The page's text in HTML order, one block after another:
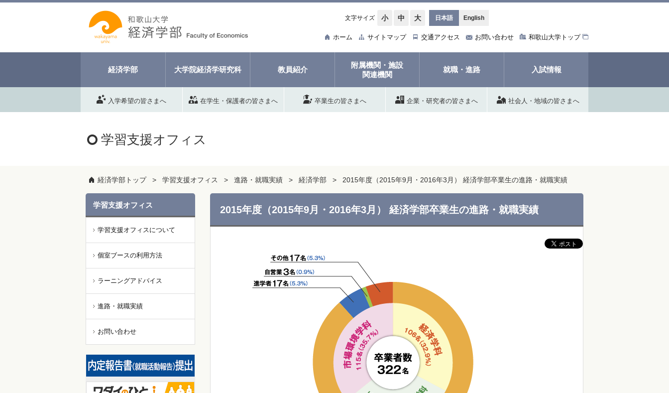
文字サイズ 小 中 大 日本語 English
ホーム サイトマップ 交通アクセス お問い合わせ 和歌山大学トップ
経済学部 大学院経済学研究科 教員紹介
附属機関・施設
関連機関
就職・進路 入試情報
入学希望の皆さまへ 在学生・保護者の皆さまへ 卒業生の皆さまへ 企業・研究者の皆さまへ 社会人・地域の皆さまへ
学習支援オフィス
経済学部トップ 学習支援オフィス 進路・就職実績 経済学部 2015年度（2015年9月・2016年3月） 経済学部卒業生の進路・就職実績
2015年度（2015年9月・2016年3月） 経済学部卒業生の進路・就職実績
学習支援オフィス
学習支援オフィスについて
個室ブースの利用方法
ラーニングアドバイス
進路・就職実績
お問い合わせ